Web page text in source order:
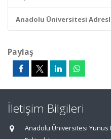
Anadolu Üniversitesi
Paylaş
İletişim Bilgileri
Anadolu Üniversitesi Yunus